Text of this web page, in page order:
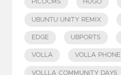
PICOCMS HUGO
UBUNTU UNITY REMIX
EDGE UBPORTS
VOLLA VOLLA PHONE
VOLLLA COMMUNITY DAYS